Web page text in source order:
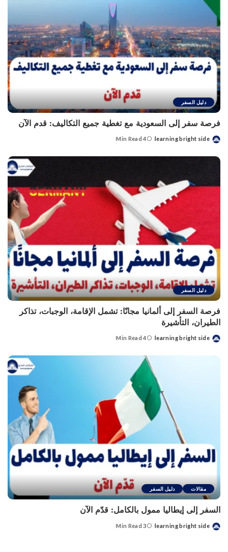
دليل السفر
فرصة سفر إلى السعودية مع تغطية جميع التكاليف: قدم الآن
Posted
learning bright side
4 Min Read
دليل السفر
فرصة السفر إلى ألمانيا مجانًا: تشمل الإقامة، الوجبات، تذاكر
الطيران، التأشيرة
Posted
learning bright side
4 Min Read
مقالات دليل السفر
السفر إلى إيطاليا ممول بالكامل: قدّم الآن
Posted
learning bright side
3 Min Read